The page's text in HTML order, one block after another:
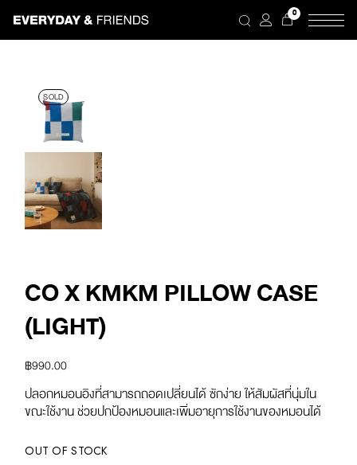
the
0
SOLD
CO X KMKM PILLOW CASE
(LIGHT)
฿990.00
ปลอกหมอนอิงที่สามารถถอดเปลี่ยนได้ ซักง่าย ให้สัมผัสที่นุ่มใน
ขณะใช้งาน ช่วยปกป้องหมอนและเพิ่มอายุการใช้งานของหมอนได้
OUT OF STOCK